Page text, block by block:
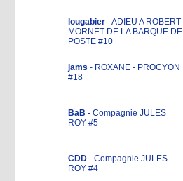
lougabier - ADIEU A ROBERT
MORNET DE LA BARQUE DE
POSTE #10
jams - ROXANE - PROCYON
#18
BaB - Compagnie JULES
ROY #5
CDD - Compagnie JULES
ROY #4